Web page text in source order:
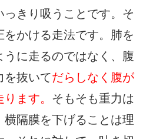
きり吸うことです。そ
かける走法です。肺を
に走るのではなく、腹
を抜いてだらしなく腹が
ます。 そもそも重力は
隔膜を下げることは理